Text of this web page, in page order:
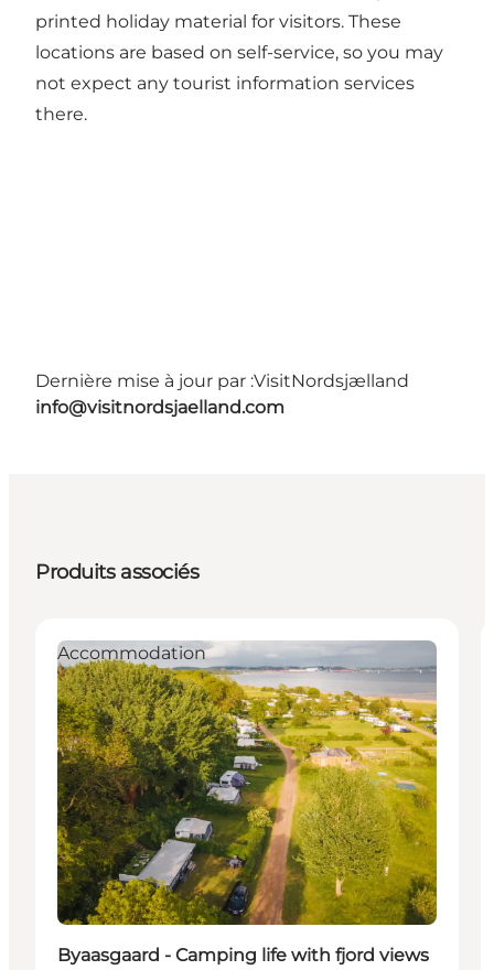
printed holiday material for visitors. These
locations are based on self-service, so you may
not expect any tourist information services
there.
Dernière mise à jour par :VisitNordsjælland
info@visitnordsjaelland.com
Produits associés
Accommodation
Byaasgaard - Camping life with fjord views